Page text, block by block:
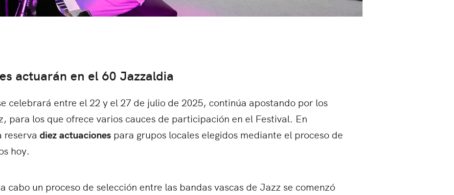
actuarán en el 60 Jazzaldia
celebrará entre el 22 y el 27 de julio de 2025, continúa apostando por los
para los que ofrece varios cauces de participación en el Festival. En
reserva diez actuaciones para grupos locales elegidos mediante el proceso de
hoy.
cabo un proceso de selección entre las bandas vascas de Jazz se comenzó